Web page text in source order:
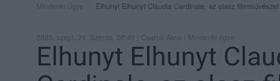
Mindenki Ügye Elhunyt Elhunyt Claudia Cardinale, az olasz
2025. szept. 24. Szerda, 08:49 | Csarnó Ákos | Mindenki ügye
Elhunyt Elhunyt